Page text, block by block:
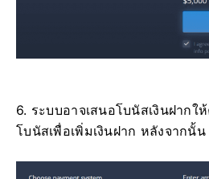
6. ระบบอาจเสนอโบนัสเงินฝาก
โบนัสเพื่อเพิ่มเงินฝาก หลังจากนั้